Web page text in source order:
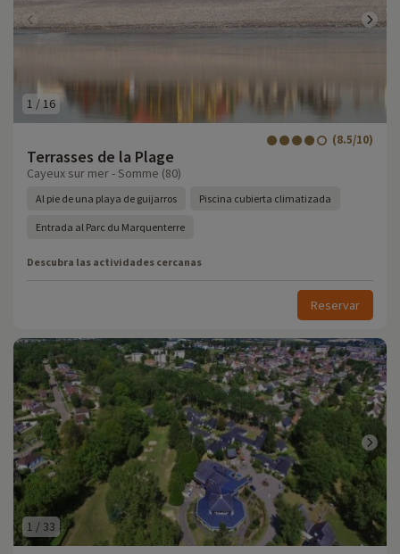
1 /16
Terrasses de la Plage
(8.5/10)
Cayeux sur mer - Somme (80)
Al pie de una playa de guijarros Piscina cubierta climatizada
Entrada al Parc du Marquenterre
Descubra las actividades cercanas
Reservar
1 / 33